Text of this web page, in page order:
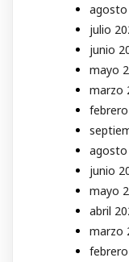
agosto
julio
junio
mayo
marzo
agosto
junio
mayo
abril
marzo